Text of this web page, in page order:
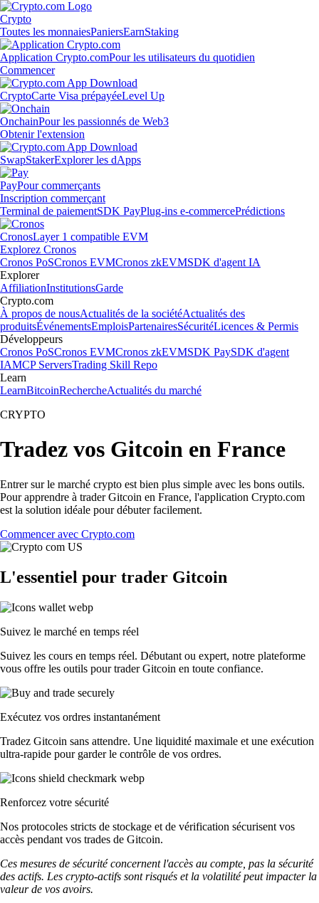
Crypto
Toutes les monnaiesPaniersEarnStaking
Application Crypto.comPour les utilisateurs du quotidien
Commencer
CryptoCarte Visa prépayéeLevel Up
OnchainPour les passionnés de Web3
Obtenir l'extension
SwapStakerExplorer les dApps
PayPour commerçants
Inscription commerçant
Terminal de paiementSDK PayPlug-ins e-commercePrédictions
CronosLayer 1 compatible EVM
Explorez Cronos
Cronos PoSCronos EVMCronos zkEVMSDK d'agent IA
Explorer
AffiliationInstitutionsGarde
Crypto.com
À propos de nousActualités de la sociétéActualités des
produitsÉvénementsEmploisPartenairesSécuritéLicences & Permis
Développeurs
Cronos PoSCronos EVMCronos zkEVMSDK PaySDK d'agent
IAMCP ServersTrading Skill Repo
Learn
LearnBitcoinRechercheActualités du marché
CRYPTO
Tradez vos Gitcoin en France
Entrer sur le marché crypto est bien plus simple avec les bons outils.
Pour apprendre à trader Gitcoin en France, l'application Crypto.com
est la solution idéale pour débuter facilement.
Commencer avec Crypto.com
L'essentiel pour trader Gitcoin
Suivez le marché en temps réel
Suivez les cours en temps réel. Débutant ou expert, notre plateforme
vous offre les outils pour trader Gitcoin en toute confiance.
Exécutez vos ordres instantanément
Tradez Gitcoin sans attendre. Une liquidité maximale et une exécution
ultra-rapide pour garder le contrôle de vos ordres.
Renforcez votre sécurité
Nos protocoles stricts de stockage et de vérification sécurisent vos
accès pendant vos trades de Gitcoin.
Ces mesures de sécurité concernent l'accès au compte, pas la sécurité
des actifs. Les crypto-actifs sont risqués et la volatilité peut impacter la
valeur de vos avoirs.